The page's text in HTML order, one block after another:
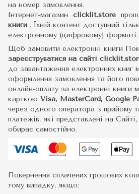
на номер замовлення.
Інтернет-магазин clicklit.store
книги . Їхній контент доступний
електронному (цифровому) форматі.
Щоб замовити електронні книги
зареєструватися на сайті
до завантаження електронних книг
оформлення замовлення та його
онлайн-оплату за електронні книги
карткою Visa, MasterCard, Google
через одного оператора з прийому
платежів, які представлені на
обирає самостійно.
Повернення сплачених грошових
тому випадку, якщо: